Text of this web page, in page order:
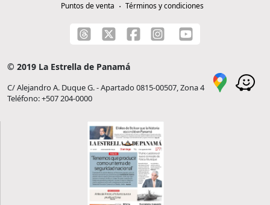
Puntos de venta
Términos y condiciones
© 2019 La Estrella de Panamá
C/ Alejandro A. Duque G. - Apartado 0815-00507, Zona 4
Teléfono: +507 204-0000